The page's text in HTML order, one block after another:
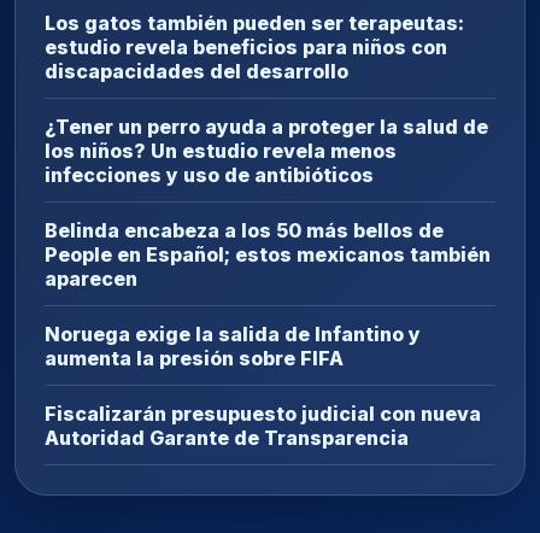
Los gatos también pueden ser terapeutas:
estudio revela beneficios para niños con
discapacidades del desarrollo
¿Tener un perro ayuda a proteger la salud de
los niños? Un estudio revela menos
infecciones y uso de antibióticos
Belinda encabeza a los 50 más bellos de
People en Español; estos mexicanos también
aparecen
Noruega exige la salida de Infantino y
aumenta la presión sobre FIFA
Fiscalizarán presupuesto judicial con nueva
Autoridad Garante de Transparencia